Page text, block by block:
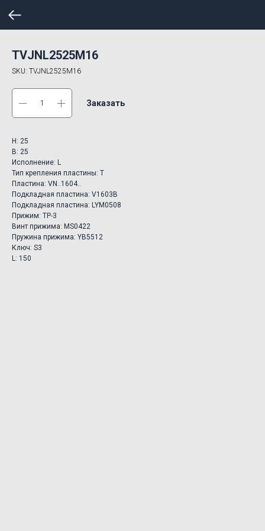
TVJNL2525M16
SKU: TVJNL2525M16
Заказать
H: 25
B: 25
Исполнение: L
Тип крепления пластины: T
Пластина: VN..1604..
Подкладная пластина: V1603B
Подкладная пластина: LYM0508
Прижим: TP-3
Винт прижима: MS0422
Пружина прижима: YB5512
Ключ: S3
L: 150